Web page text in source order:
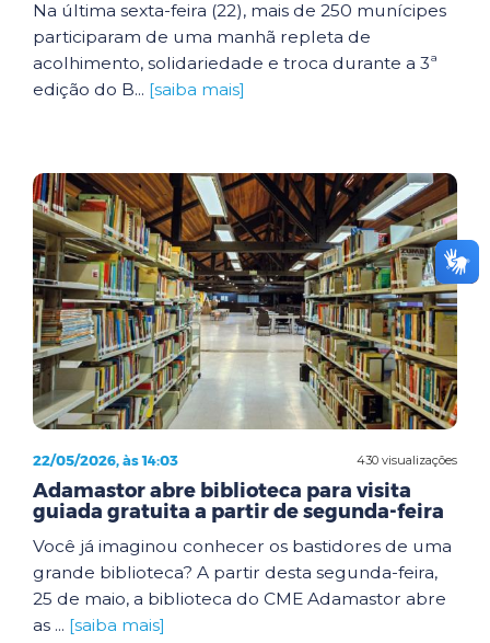
Na última sexta-feira (22), mais de 250 munícipes
participaram de uma manhã repleta de
acolhimento, solidariedade e troca durante a 3ª
edição do B... [saiba mais]
430 visualizações
22/05/2026, às 14:03
Adamastor abre biblioteca para visita
guiada gratuita a partir de segunda-feira
Você já imaginou conhecer os bastidores de uma
grande biblioteca? A partir desta segunda-feira,
25 de maio, a biblioteca do CME Adamastor abre
as ... [saiba mais]